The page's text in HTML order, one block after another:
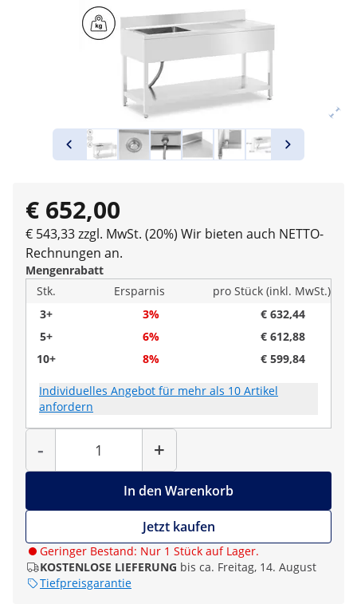
€ 652,00
€ 543,33 zzgl. MwSt. (20%) Wir bieten auch NETTO-
Rechnungen an.
Mengenrabatt
Stk.
Ersparnis
pro Stück (inkl. MwSt.)
3+
3%
€ 632,44
5+
6%
€ 612,88
10+
8% € 599,84
Individuelles Angebot für mehr als 10 Artikel
anfordern
-
Menge
+
In den Warenkorb
Jetzt kaufen
Geringer Bestand: Nur 1 Stück auf Lager.
KOSTENLOSE LIEFERUNG bis ca. Freitag, 14. August
Tiefpreisgarantie